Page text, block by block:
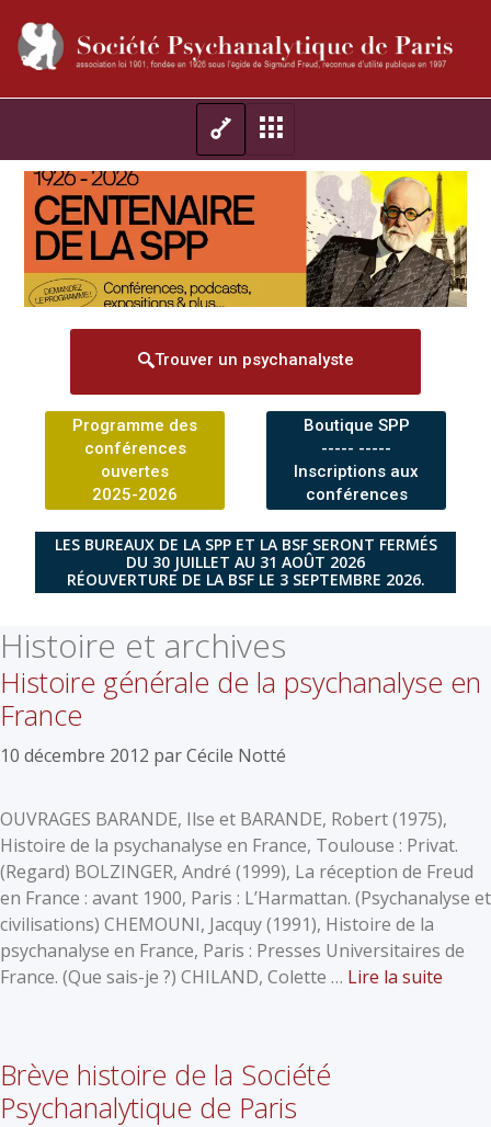
Trouver un psychanalyste
Programme des
conférences
ouvertes
2025-2026
Boutique SPP
----- -----
Inscriptions aux
conférences
LES BUREAUX DE LA SPP ET LA BSF SERONT FERMÉS
DU 30 JUILLET AU 31 AOÛT 2026
RÉOUVERTURE DE LA BSF LE 3 SEPTEMBRE 2026.
Histoire et archives
Histoire générale de la psychanalyse en
France
10 décembre 2012 parCécile Notté
OUVRAGES BARANDE, Ilse et BARANDE, Robert (1975),
Histoire de la psychanalyse en France, Toulouse : Privat.
(Regard) BOLZINGER, André (1999), La réception de Freud
en France : avant 1900, Paris : L’Harmattan. (Psychanalyse et
civilisations) CHEMOUNI, Jacquy (1991), Histoire de la
psychanalyse en France, Paris : Presses Universitaires de
France. (Que sais-je ?) CHILAND, Colette … Lire la suite
Brève histoire de la Société
Psychanalytique de Paris